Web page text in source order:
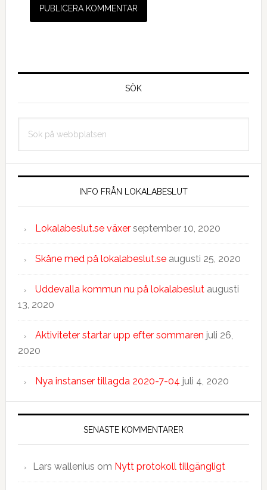
Primärt
SÖK
INFO FRÅN LOKALABESLUT
Lokalabeslut.se växer september 10, 2020
Skåne med på lokalabeslut.se augusti 25, 2020
Uddevalla kommun nu på lokalabeslut augusti
13, 2020
Aktiviteter startar upp efter sommaren juli 26,
2020
Nya instanser tillagda 2020-7-04 juli 4, 2020
SENASTE KOMMENTARER
Lars wallenius om Nytt protokoll tillgängligt